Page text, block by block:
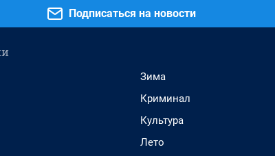
Подписаться на новости
Зима
Криминал
Культура
Лето